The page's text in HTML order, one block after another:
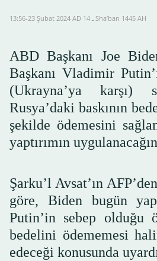
13:56-23 Şubat 2024 AD ـ 14 Sha’ban 1445 AH
ABD Başkanı Joe
Başkanı Vladimir
(Ukrayna’ya karşı)
Rusya’daki baskının
şekilde ödemesini
yaptırımın
Şarku’l Avsat’ın
göre, Biden bugün
Putin’in sebep olduğu
bedelini ödememesi
edeceği konusunda